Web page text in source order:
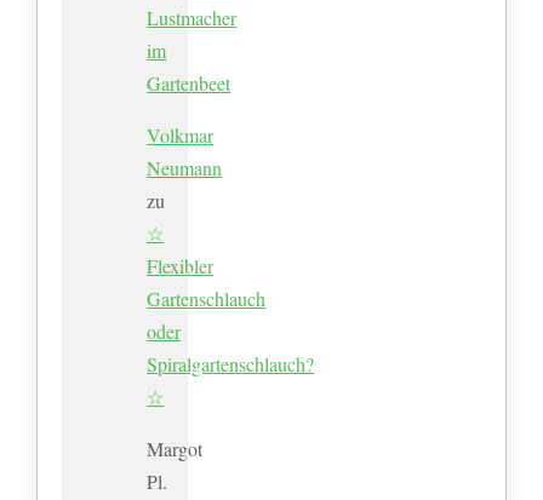
Lustmacher
im
Gartenbeet
Volkmar
Neumann
zu
☆
Flexibler
Gartenschlauch
oder
Spiralgartenschlauch?
☆
Margot
Pl.